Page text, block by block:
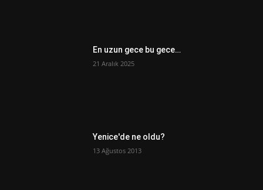
En uzun gece bu gece…
21 Aralık 2025
Yenice'de ne oldu?
13 Ağustos 2013